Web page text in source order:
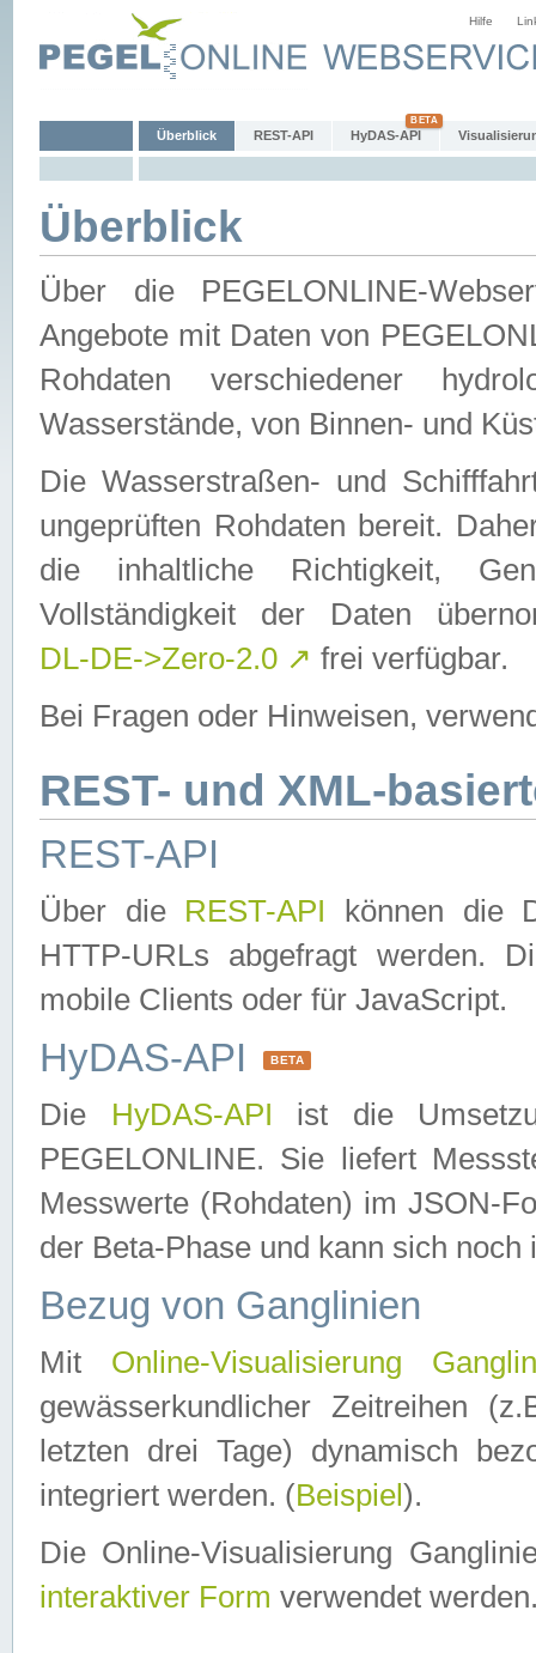
Hilfe
Überblick REST-API HyDAS-API
Überblick
Über die PEGELONLINE-
Angebote mit Daten von
Rohdaten verschiedener
Wasserstände, von Binnen- und
Die Wasserstraßen- und
ungeprüften Rohdaten bereit.
die inhaltliche Richtigkeit,
Vollständigkeit der Daten
DL-DE->Zero-2.0 ↗ frei verfügbar.
Bei Fragen oder Hinweisen,
REST- und XML-
REST-API
Über die REST-API können die
HTTP-URLs abgefragt werden.
mobile Clients oder für JavaScript.
HyDAS-API BETA
Die HyDAS-API ist die
PEGELONLINE. Sie liefert
Messwerte (Rohdaten) im JSON-
der Beta-Phase und kann sich noch
Bezug von Ganglinien
Mit Online-Visualisierung
gewässerkundlicher Zeitreihen
letzten drei Tage) dynamisch
integriert werden. (Beispiel ).
Die Online-Visualisierung
interaktiver Form verwendet